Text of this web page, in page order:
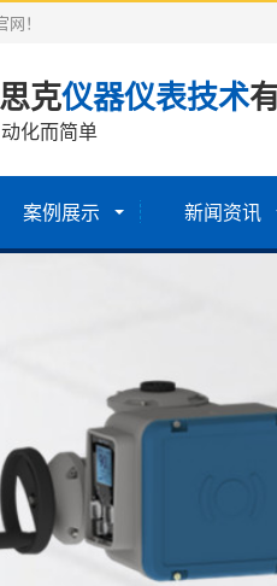
！
克仪器仪表技术
化而简单
案例展示 新闻资讯